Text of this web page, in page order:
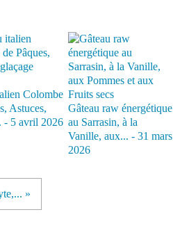
Colombe
Astuces,
- 5 avril 2026
Gâteau raw énergétique
au Sarrasin, à la
Vanille, aux... - 31 mars
2026
»